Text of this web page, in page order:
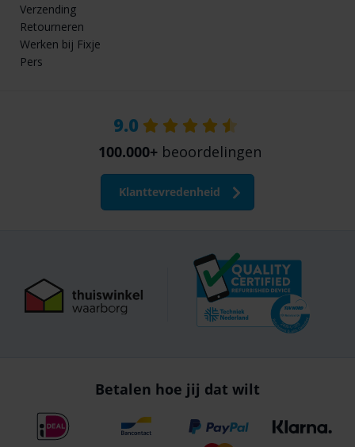
Verzending
Retourneren
Werken bij Fixje
Pers
9.0
100.000+ beoordelingen
Klanttevredenheid
Betalen hoe jij dat wilt